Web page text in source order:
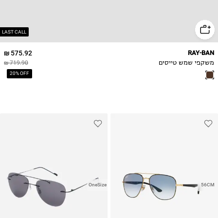
LAST CALL
575.92 ₪
719.90 ₪
20% OFF
RAY-BAN
משקפי שמש טייסים
56CM
OneSize